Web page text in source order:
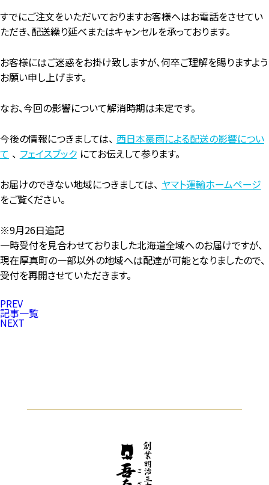
すでにご注文をいただいておりますお客様へはお電話をさせてい
ただき、配送繰り延べまたはキャンセルを承っております。
お客様にはご迷惑をお掛け致しますが、何卒ご理解を賜りますよう
お願い申し上げます。
なお、今回の影響について解消時期は未定です。
今後の情報につきましては、 西日本豪雨による配送の影響につい
て 、 フェイスブック にてお伝えして参ります。
お届けのできない地域につきましては、 ヤマト運輸ホームページ
をご覧ください。
※9月26日追記
一時受付を見合わせておりました北海道全域へのお届けですが、
現在厚真町の一部以外の地域へは配達が可能となりましたので、
受付を再開させていただきます。
PREV
記事一覧
NEXT